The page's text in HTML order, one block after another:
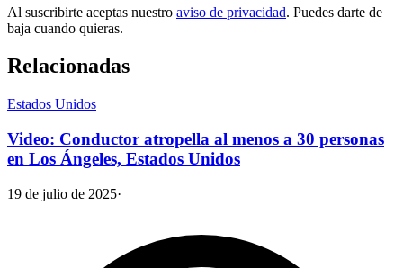
Al suscribirte aceptas nuestro aviso de privacidad. Puedes darte de
baja cuando quieras.
Relacionadas
Estados Unidos
Video: Conductor atropella al menos a 30 personas
en Los Ángeles, Estados Unidos
19 de julio de 2025·